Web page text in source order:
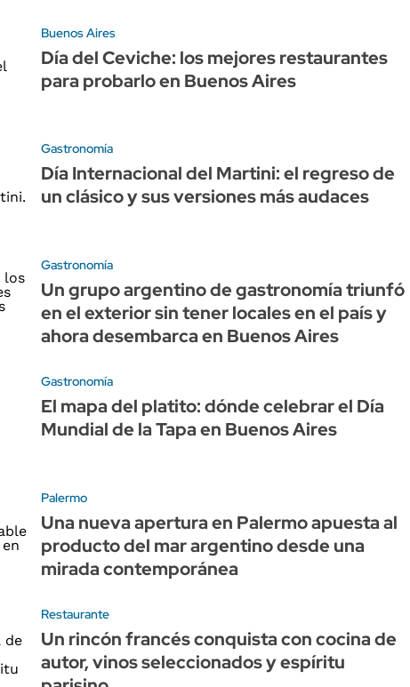
Buenos Aires
Día del Ceviche: los mejores restaurantes
para probarlo en Buenos Aires
Gastronomía
Día Internacional del Martini: el regreso de
un clásico y sus versiones más audaces
Gastronomía
Un grupo argentino de gastronomía triunfó
en el exterior sin tener locales en el país y
ahora desembarca en Buenos Aires
Gastronomía
El mapa del platito: dónde celebrar el Día
Mundial de la Tapa en Buenos Aires
Palermo
Una nueva apertura en Palermo apuesta al
producto del mar argentino desde una
mirada contemporánea
Restaurante
Un rincón francés conquista con cocina de
autor, vinos seleccionados y espíritu